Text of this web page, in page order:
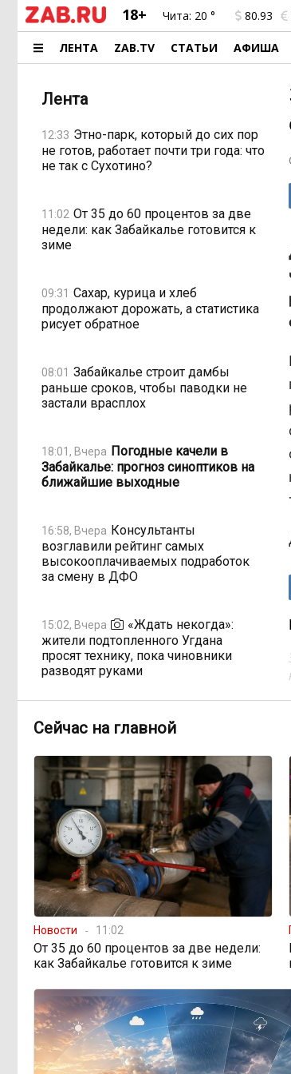
18+ Чита: 20 ° 80.93
ЛЕНТА ZAB.TV СТАТЬИ АФИША
Лента
12:33 Этно-парк, который до сих пор
не готов, работает почти три года: что
не так с Сухотино?
11:02 От 35 до 60 процентов за две
недели: как Забайкалье готовится к
зиме
09:31 Сахар, курица и хлеб
продолжают дорожать, а статистика
рисует обратное
08:01 Забайкалье строит дамбы
раньше сроков, чтобы паводки не
застали врасплох
18:01, Вчера Погодные качели в
Забайкалье: прогноз синоптиков на
ближайшие выходные
16:58, Вчера Консультанты
возглавили рейтинг самых
высокооплачиваемых подработок
за смену в ДФО
15:02, Вчера
«Ждать некогда»:
жители подтопленного Угдана
просят технику, пока чиновники
разводят руками
13:44, Вчера
Правительство РФ
легализует топливо стандарта
12:33, Вчера Власти: Забайкалье
переживает туристический бум
11:05, Вчера «В большинстве
регионов индексация прошла с 1
января»: почему Забайкалье
задержало повышение зарплат
бюджетникам
10:16, Вчера
В Каларском округе
подрядчик и чиновник попали под
уголовные дела
08:38, Вчера 598 миллионов улетели в
Омск: как Забайкалье провалило
Сейчас на главной
Новости 11:02
От 35 до 60 процентов за две недели:
как Забайкалье готовится к зиме